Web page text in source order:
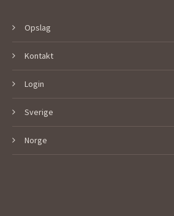
Opslag
Kontakt
Login
Sverige
Norge